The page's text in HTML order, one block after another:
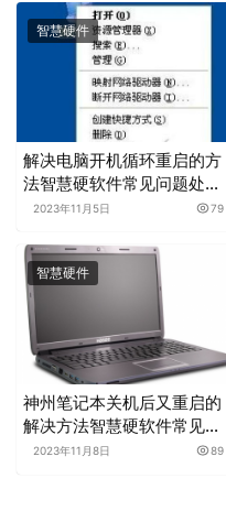
智慧硬件
解决电脑开机循环重启的方
法智慧硬软件常见问题处理
分享
2023年11月5日 79
智慧硬件
神州笔记本关机后又重启的
解决方法智慧硬软件常见问
题处理分享
2023年11月8日 89